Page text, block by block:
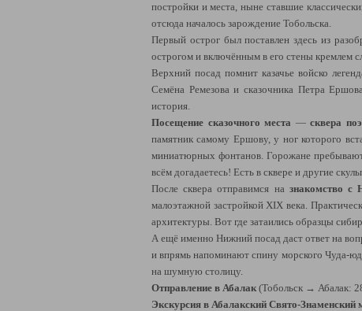
постройки и места, ныне ставшие
отсюда началось зарождение Тобольска.
Первый острог был поставлен здесь из
острогом и включённым в его стены кремлем
Верхний посад помнит казачье войско
Семёна Ремезова и сказочника Петра
история.
Посещение сказочного места — сквера
памятник самому Ершову, у ног которого
миниатюрных фонтанов. Горожане
всём догадаетесь! Есть в сквере и другие
После сквера отправимся на знакомство с
малоэтажной застройкой XIX века.
архитектуры. Вот где затаились образцы
А ещё именно Нижний посад даст ответ на
и впрямь напоминают спину морского Чуда-
на шумную столицу.
Отправление в Абалак(Тобольск → Абалак:
Экскурсия в Абалакский Свято-Знаменский